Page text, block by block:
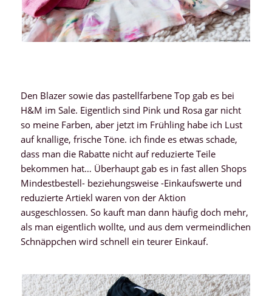
Den Blazer sowie das pastellfarbene Top gab es bei
H&M im Sale. Eigentlich sind Pink und Rosa gar nicht
so meine Farben, aber jetzt im Frühling habe ich Lust
auf knallige, frische Töne. ich finde es etwas schade,
dass man die Rabatte nicht auf reduzierte Teile
bekommen hat… Überhaupt gab es in fast allen Shops
Mindestbestell- beziehungsweise -Einkaufswerte und
reduzierte Artiekl waren von der Aktion
ausgeschlossen. So kauft man dann häufig doch mehr,
als man eigentlich wollte, und aus dem vermeindlichen
Schnäppchen wird schnell ein teurer Einkauf.